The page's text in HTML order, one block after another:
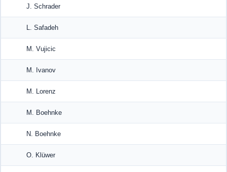
J. Schrader
L. Safadeh
M. Vujicic
M. Ivanov
M. Lorenz
M. Boehnke
N. Boehnke
O. Klüwer